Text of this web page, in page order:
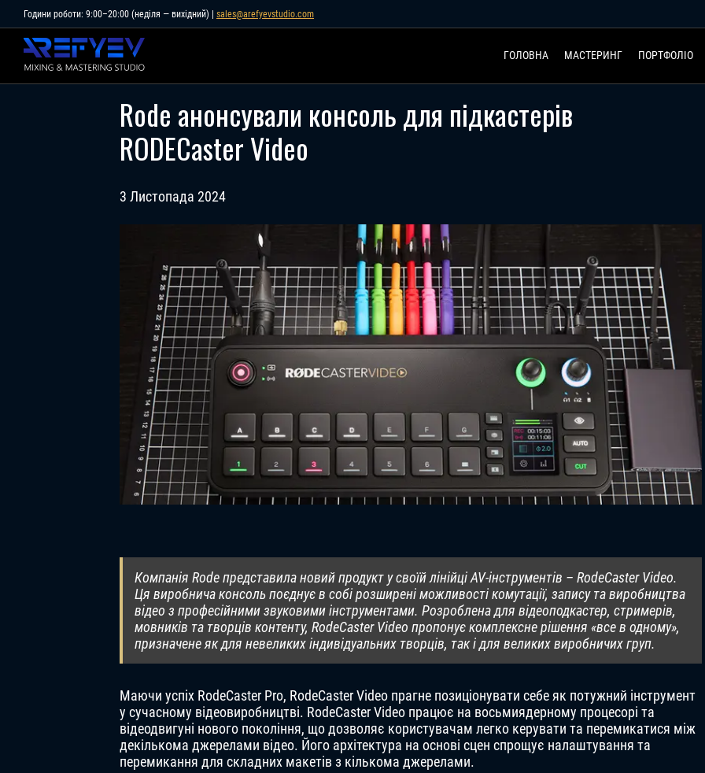
to
content
Години роботи: 9:00–20:00 (неділя — вихідний) | sales@arefyevstudio.com
ГОЛОВНА МАСТЕРИНГ ПОРТФОЛІО
Rode анонсували консоль для підкастерів
RODECaster Video
3 Листопада 2024
Компанія Rode представила новий продукт у своїй лінійці AV-інструментів – RodeCaster Video.
Ця виробнича консоль поєднує в собі розширені можливості комутації, запису та виробництва
відео з професійними звуковими інструментами. Розроблена для відеоподкастер, стримерів,
мовників та творців контенту, RodeCaster Video пропонує комплексне рішення «все в одному»,
призначене як для невеликих індивідуальних творців, так і для великих виробничих груп.
Маючи успіх RodeCaster Pro, RodeCaster Video прагне позиціонувати себе як потужний інструмент
у сучасному відеовиробництві. RodeCaster Video працює на восьмиядерному процесорі та
відеодвигуні нового покоління, що дозволяє користувачам легко керувати та перемикатися між
декількома джерелами відео. Його архітектура на основі сцен спрощує налаштування та
перемикання для складних макетів з кількома джерелами.